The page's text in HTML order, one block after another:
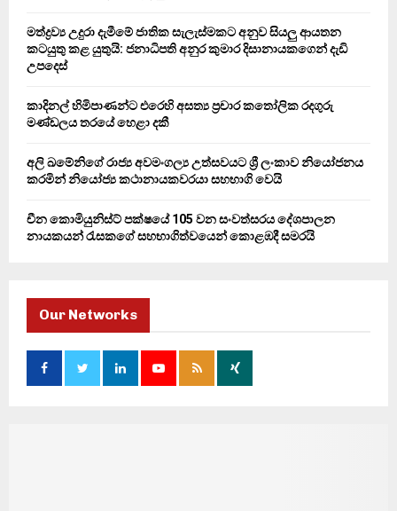
H
මත්ද්‍රව්‍ය උදුරා දැමීමේ ජාතික සැලැස්මකට අනුව සියලු ආයතන
කටයුතු කළ යුතුයි: ජනාධිපති අනුර කුමාර දිසානායකගෙන් දැඩි
උපදෙස්
කාදිනල් හිමිපාණන්ට එරෙහි අසත්‍ය ප්‍රචාර කතෝලික රදගුරු
මණ්ඩලය තරයේ හෙළා දකී
අලි ඛමේනිගේ රාජ්‍ය අවමංගල්‍ය උත්සවයට ශ්‍රී ලංකාව නියෝජනය
කරමින් නියෝජ්‍ය කථානායකවරයා සහභාගි වෙයි
චීන කොමියුනිස්ට් පක්ෂයේ 105 වන සංවත්සරය දේශපාලන
නායකයන් රැසකගේ සහභාගිත්වයෙන් කොළඹදී සමරයි
Our Networks